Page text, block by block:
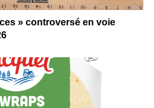
» controversé en voie